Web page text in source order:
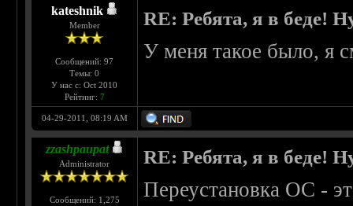
kateshnik
Member
Сообщений: 97
Темы: 0
У нас с: Oct 2010
Рейтинг: 7
RE: Ребята, я в беде!
У меня такое было, я
04-29-2011, 08:19 AM
zzashpaupat
Administrator
Сообщений: 1,275
RE: Ребята, я в беде!
Переустановка ОС -